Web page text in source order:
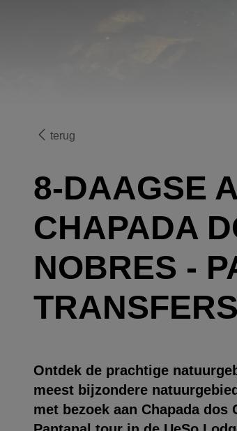
terug
8-DAAGSE
CHAPADA
NOBRES -
TRANSFERS
Ontdek de prachtige
meest bijzondere
met bezoek aan Chapada